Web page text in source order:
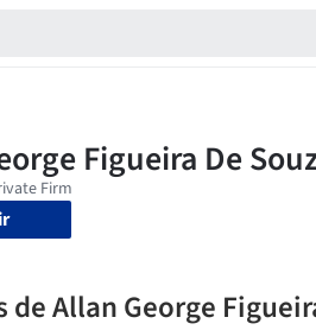
Allan George